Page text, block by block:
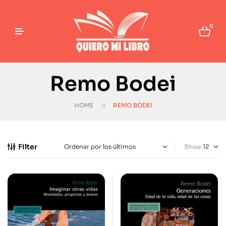
0
Remo Bodei
HOME REMO BODEI
Filter Show